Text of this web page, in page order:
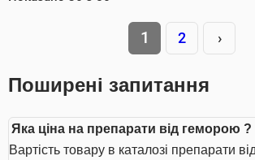
1 2 ›
Поширені запитання
Яка ціна на препарати від геморою ?
Вартість товару в каталозі препарати